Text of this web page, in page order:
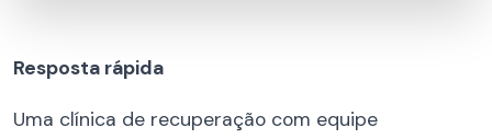
Resposta rápida
Uma clínica de recuperação com equipe